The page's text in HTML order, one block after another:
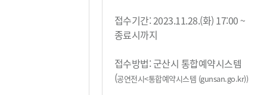
접수기간: 2023.11.28.(화) 17:00 ~
종료시까지
접수방법: 군산시 통합예약시스템
(공연전시<통합예약시스템 (gunsan.go.kr))